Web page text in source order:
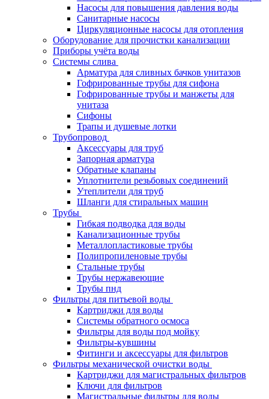
Насосы для повышения давления воды
Санитарные насосы
Циркуляционные насосы для отопления
Оборудование для прочистки канализации
Приборы учёта воды
Системы слива
Арматура для сливных бачков унитазов
Гофрированные трубы для сифона
Гофрированные трубы и манжеты для
унитаза
Сифоны
Трапы и душевые лотки
Трубопровод
Аксессуары для труб
Запорная арматура
Обратные клапаны
Уплотнители резьбовых соединений
Утеплители для труб
Шланги для стиральных машин
Трубы
Гибкая подводка для воды
Канализационные трубы
Металлопластиковые трубы
Полипропиленовые трубы
Стальные трубы
Трубы нержавеющие
Трубы пнд
Фильтры для питьевой воды
Картриджи для воды
Системы обратного осмоса
Фильтры для воды под мойку
Фильтры-кувшины
Фитинги и аксессуары для фильтров
Фильтры механической очистки воды
Картриджи для магистральных фильтров
Ключи для фильтров
Магистральные фильтры для воды